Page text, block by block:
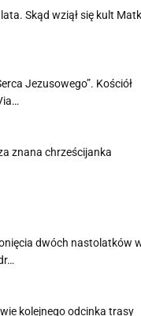
Skąd wziął się kult
Jezusowego”. Kościół
znana chrześcijanka
dwóch nastolatków
kolejnego odcinka trasy